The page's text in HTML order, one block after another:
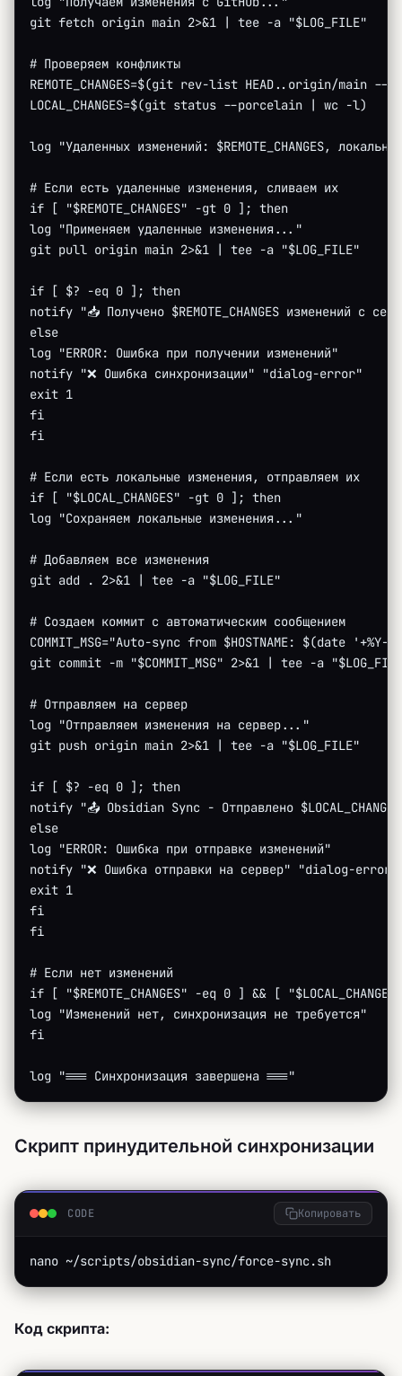
git fetch origin main 2>&1 | tee -a "$LOG_FILE"
# Проверяем конфликты
REMOTE_CHANGES=$(git rev-list HEAD..origin/
LOCAL_CHANGES=$(git status --porcelain | wc -l)
log "Удаленных изменений: $REMOTE_CHANGES,
# Если есть удаленные изменения, сливаем их
if [ "$REMOTE_CHANGES" -gt 0 ]; then
log "Применяем удаленные изменения..."
git pull origin main 2>&1 | tee -a "$LOG_FILE"
if [ $? -eq 0 ]; then
notify "📥 Получено $REMOTE_CHANGES изменений с
else
log "ERROR: Ошибка при получении изменений"
notify "❌ Ошибка синхронизации" "dialog-error"
exit 1
fi
fi
# Если есть локальные изменения, отправляем их
if [ "$LOCAL_CHANGES" -gt 0 ]; then
log "Сохраняем локальные изменения..."
# Добавляем все изменения
git add . 2>&1 | tee -a "$LOG_FILE"
# Создаем коммит с автоматическим сообщением
COMMIT_MSG="Auto-sync from $HOSTNAME: $(date '+%Y-
git commit -m "$COMMIT_MSG" 2>&1 | tee -a
# Отправляем на сервер
log "Отправляем изменения на сервер..."
git push origin main 2>&1 | tee -a "$LOG_FILE"
if [ $? -eq 0 ]; then
notify "📤 Obsidian Sync - Отправлено
else
log "ERROR: Ошибка при отправке изменений"
notify "❌ Ошибка отправки на сервер" "dialog-error"
exit 1
fi
fi
# Если нет изменений
if [ "$REMOTE_CHANGES" -eq 0 ] && [
log "Изменений нет, синхронизация не требуется"
fi
log "=== Синхронизация завершена ==="
Скрипт принудительной синхронизации
CODE Копировать
nano ~/scripts/obsidian-sync/force-sync.sh
Код скрипта: